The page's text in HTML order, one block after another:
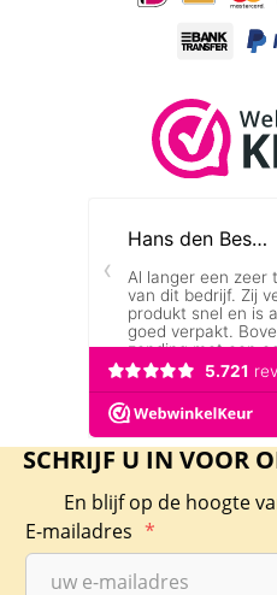
SCHRIJF U IN VOOR
En blijf op de hoogte
E-mailadres *